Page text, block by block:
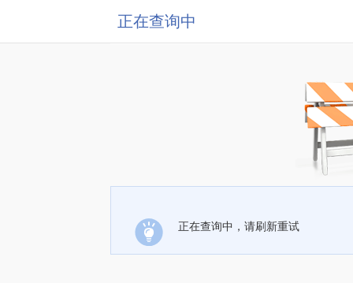
正在查询中
正在查询中，请刷新重试